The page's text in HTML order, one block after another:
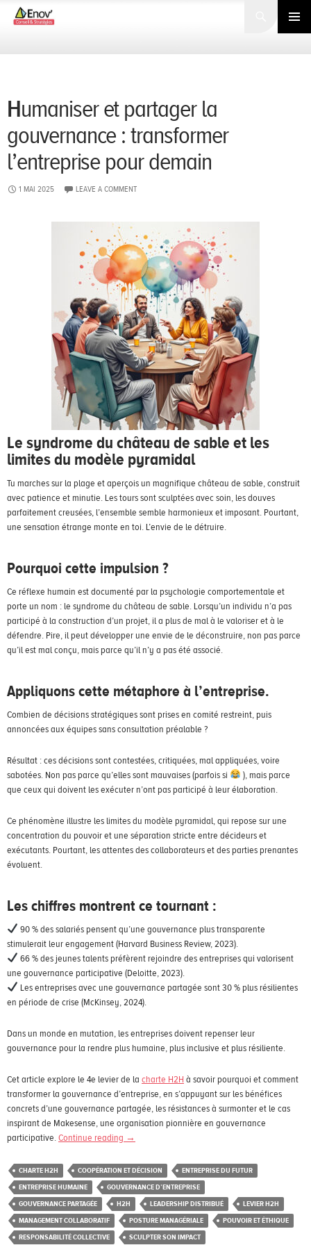
Search
SKIP
Humaniser et partager la
gouvernance : transformer
l’entreprise pour demain
1 MAI 2025 LEAVE A COMMENT
Le syndrome du château de sable et les
limites du modèle pyramidal
Tu marches sur la plage et aperçois un magnifique château de sable, construit
avec patience et minutie. Les tours sont sculptées avec soin, les douves
parfaitement creusées, l’ensemble semble harmonieux et imposant. Pourtant,
une sensation étrange monte en toi. L’envie de le détruire.
Pourquoi cette impulsion ?
Ce réflexe humain est documenté par la psychologie comportementale et
porte un nom : le syndrome du château de sable. Lorsqu’un individu n’a pas
participé à la construction d’un projet, il a plus de mal à le valoriser et à le
défendre. Pire, il peut développer une envie de le déconstruire, non pas parce
qu’il est mal conçu, mais parce qu’il n’y a pas été associé.
Appliquons cette métaphore à l’entreprise.
Combien de décisions stratégiques sont prises en comité restreint, puis
annoncées aux équipes sans consultation préalable ?
Résultat : ces décisions sont contestées, critiquées, mal appliquées, voire
sabotées. Non pas parce qu’elles sont mauvaises (parfois si
), mais parce
que ceux qui doivent les exécuter n’ont pas participé à leur élaboration.
Ce phénomène illustre les limites du modèle pyramidal, qui repose sur une
concentration du pouvoir et une séparation stricte entre décideurs et
exécutants. Pourtant, les attentes des collaborateurs et des parties prenantes
évoluent.
Les chiffres montrent ce tournant :
90 % des salariés pensent qu’une gouvernance plus transparente
stimulerait leur engagement (Harvard Business Review, 2023).
66 % des jeunes talents préfèrent rejoindre des entreprises qui valorisent
une gouvernance participative (Deloitte, 2023).
Les entreprises avec une gouvernance partagée sont 30 % plus résilientes
en période de crise (McKinsey, 2024).
Dans un monde en mutation, les entreprises doivent repenser leur
gouvernance pour la rendre plus humaine, plus inclusive et plus résiliente.
Cet article explore le 4e levier de la charte H2H à savoir pourquoi et comment
transformer la gouvernance d’entreprise, en s’appuyant sur les bénéfices
concrets d’une gouvernance partagée, les résistances à surmonter et le cas
inspirant de Makesense, une organisation pionnière en gouvernance
participative.Continue reading →
CHARTE H2H COOPÉRATION ET DÉCISION
ENTREPRISE DU FUTUR
ENTREPRISE HUMAINE
GOUVERNANCE D’ENTREPRISE
GOUVERNANCE PARTAGÉE
H2H LEADERSHIP DISTRIBUÉ
LEVIER H2H
MANAGEMENT COLLABORATIF
POSTURE MANAGÉRIALE
POUVOIR ET ÉTHIQUE
RESPONSABILITÉ COLLECTIVE
SCULPTER SON IMPACT